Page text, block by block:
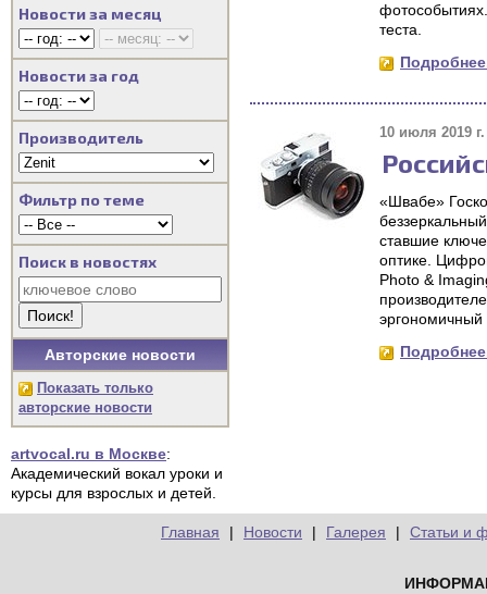
Новости за месяц
Новости за год
Производитель
Фильтр по теме
Поиск в новостях
Авторские новости
Показать только
авторские новости
artvocal.ru в Москве:
Академический вокал уроки и
курсы для взрослых и детей.
теста.
10 июля 2019 г.
«Швабе»
ставшие
оптике.
Photo &
эргономичный
Главная | Новости | Галерея | Статьи и